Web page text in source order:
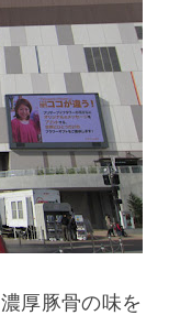
厚豚骨の味を